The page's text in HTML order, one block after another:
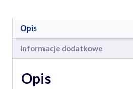
Opis
Informacje dodatkowe
Opis